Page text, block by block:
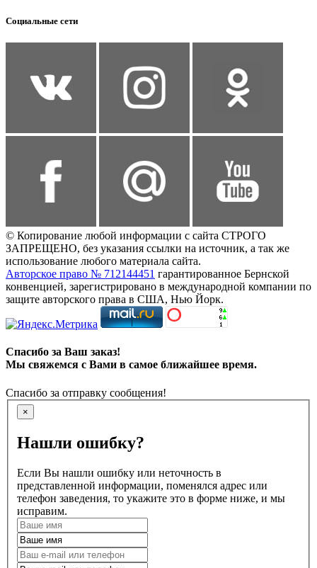
Социальные сети
© Копирование любой информации с сайта СТРОГО
ЗАПРЕЩЕНО, без указания ссылки на источник, а так же
использование любого материала сайта.
Авторское право № 712144451 гарантированное Бернской
конвенцией, зарегистрировано в международной компании по
защите авторского права в США, Нью Йорк.
Спасибо за Ваш заказ!
Мы свяжемся с Вами в самое ближайшее время.
Спасибо за отправку сообщения!
×
Нашли ошибку?
Если Вы нашли ошибку или неточность в
представленной информации, поменялся адрес или
телефон заведения, то укажите это в форме ниже, и мы
исправим.